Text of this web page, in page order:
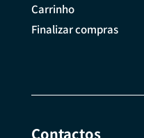
Carrinho
Finalizar compras
Contactos